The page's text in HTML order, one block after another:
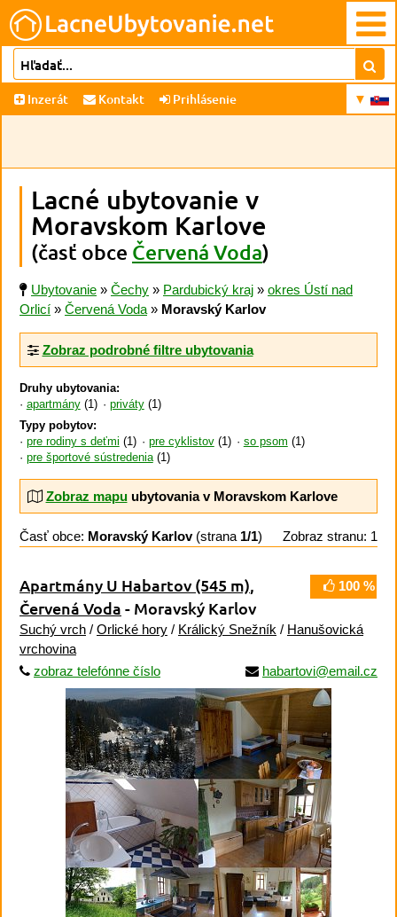
Inzerát Kontakt Prihlásenie
Lacné ubytovanie v
Moravskom Karlove
(časť obce Červená Voda)
Ubytovanie » Čechy » Pardubický kraj » okres Ústí nad
Orlicí » Červená Voda » Moravský Karlov
Zobraz podrobné filtre ubytovania
Druhy ubytovania:
apartmány(1) priváty(1)
Typy pobytov:
pre rodiny s deťmi (1) pre cyklistov(1) so psom (1)
pre športové sústredenia(1)
Zobraz mapuubytovania v Moravskom Karlove
Časť obce: Moravský Karlov(strana 1/1) Zobraz stranu: 1
100 %
Apartmány U Habartov (545 m),
Červená Voda - Moravský Karlov
Suchý vrch / Orlické hory / Králický Snežník / Hanušovická
vrchovina
zobraz telefónne číslo
habartovi@email.cz